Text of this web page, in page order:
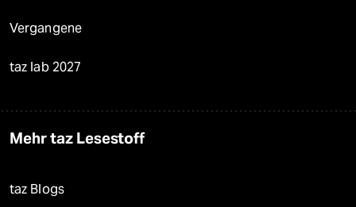
Vergangene
taz lab 2027
Mehr taz Lesestoff
taz Blogs